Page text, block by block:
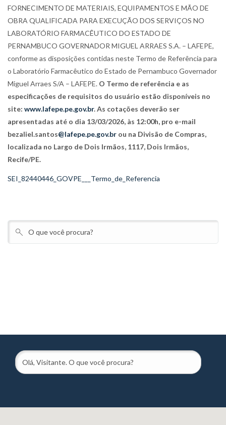
FORNECIMENTO DE MATERIAIS, EQUIPAMENTOS E MÃO DE
OBRA QUALIFICADA PARA EXECUÇÃO DOS SERVIÇOS NO
LABORATÓRIO FARMACÊUTICO DO ESTADO DE
PERNAMBUCO GOVERNADOR MIGUEL ARRAES S.A. – LAFEPE,
conforme as disposições contidas neste Termo de Referência para
o Laboratório Farmacêutico do Estado de Pernambuco Governador
Miguel Arraes S/A – LAFEPE. O Termo de referência e as
especificações de requisitos do usuário estão disponíveis no
site: www.lafepe.pe.gov.br. As cotações deverão ser
apresentadas até o dia 13/03/2026, às 12:00h, pro e-mail
bezaliel.santos@lafepe.pe.gov.br ou na Divisão de Compras,
localizada no Largo de Dois Irmãos, 1117, Dois Irmãos,
Recife/PE.
SEI_82440446_GOVPE___Termo_de_Referencia